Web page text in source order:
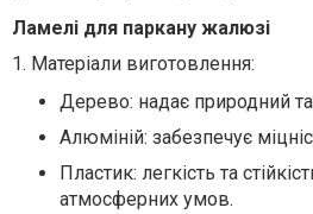
Ламелі для паркану жалюзі
1. Матеріали виготовлення:
Дерево: надає природний
Алюміній: забезпечує
Пластик: легкість та
атмосферних умов.